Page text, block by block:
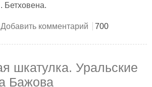
и музыка
Добавить комментарий
700
шкатулка. Уральские
Бажова